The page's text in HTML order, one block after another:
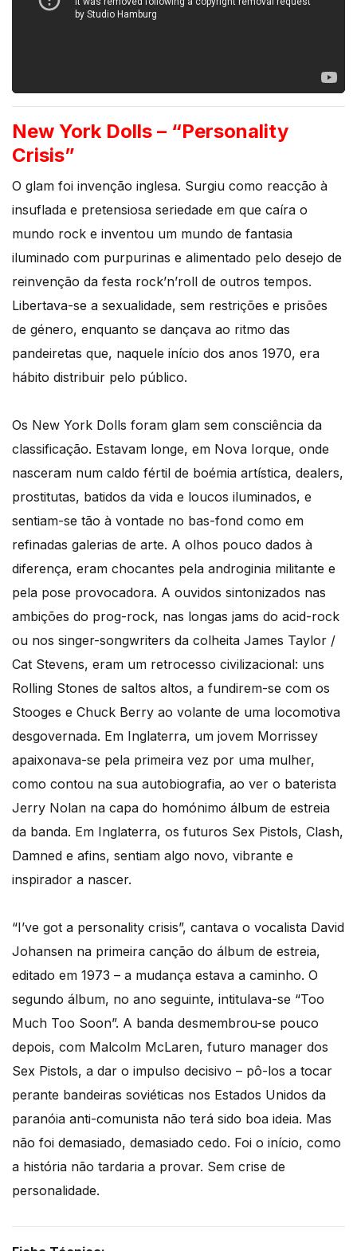
New York Dolls – “Personality
Crisis”
O glam foi invenção inglesa. Surgiu como reacção à
insuflada e pretensiosa seriedade em que caíra o
mundo rock e inventou um mundo de fantasia
iluminado com purpurinas e alimentado pelo desejo de
reinvenção da festa rock’n’roll de outros tempos.
Libertava-se a sexualidade, sem restrições e prisões
de género, enquanto se dançava ao ritmo das
pandeiretas que, naquele início dos anos 1970, era
hábito distribuir pelo público.
Os New York Dolls foram glam sem consciência da
classificação. Estavam longe, em Nova Iorque, onde
nasceram num caldo fértil de boémia artística, dealers,
prostitutas, batidos da vida e loucos iluminados, e
sentiam-se tão à vontade no bas-fond como em
refinadas galerias de arte. A olhos pouco dados à
diferença, eram chocantes pela androginia militante e
pela pose provocadora. A ouvidos sintonizados nas
ambições do prog-rock, nas longas jams do acid-rock
ou nos singer-songwriters da colheita James Taylor /
Cat Stevens, eram um retrocesso civilizacional: uns
Rolling Stones de saltos altos, a fundirem-se com os
Stooges e Chuck Berry ao volante de uma locomotiva
desgovernada. Em Inglaterra, um jovem Morrissey
apaixonava-se pela primeira vez por uma mulher,
como contou na sua autobiografia, ao ver o baterista
Jerry Nolan na capa do homónimo álbum de estreia
da banda. Em Inglaterra, os futuros Sex Pistols, Clash,
Damned e afins, sentiam algo novo, vibrante e
inspirador a nascer.
“I’ve got a personality crisis”, cantava o vocalista David
Johansen na primeira canção do álbum de estreia,
editado em 1973 – a mudança estava a caminho. O
segundo álbum, no ano seguinte, intitulava-se “Too
Much Too Soon”. A banda desmembrou-se pouco
depois, com Malcolm McLaren, futuro manager dos
Sex Pistols, a dar o impulso decisivo – pô-los a tocar
perante bandeiras soviéticas nos Estados Unidos da
paranóia anti-comunista não terá sido boa ideia. Mas
não foi demasiado, demasiado cedo. Foi o início, como
a história não tardaria a provar. Sem crise de
personalidade.